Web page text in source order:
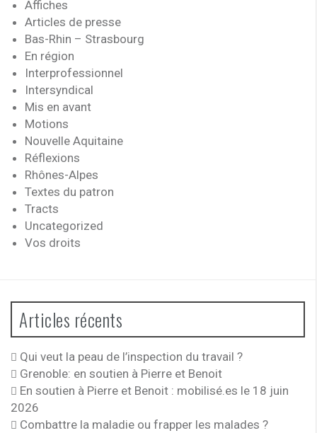
Affiches
Articles de presse
Bas-Rhin – Strasbourg
En région
Interprofessionnel
Intersyndical
Mis en avant
Motions
Nouvelle Aquitaine
Réflexions
Rhônes-Alpes
Textes du patron
Tracts
Uncategorized
Vos droits
Articles récents
Qui veut la peau de l’inspection du travail ?
Grenoble: en soutien à Pierre et Benoit
En soutien à Pierre et Benoit : mobilisé.es le 18 juin
2026
Combattre la maladie ou frapper les malades ?